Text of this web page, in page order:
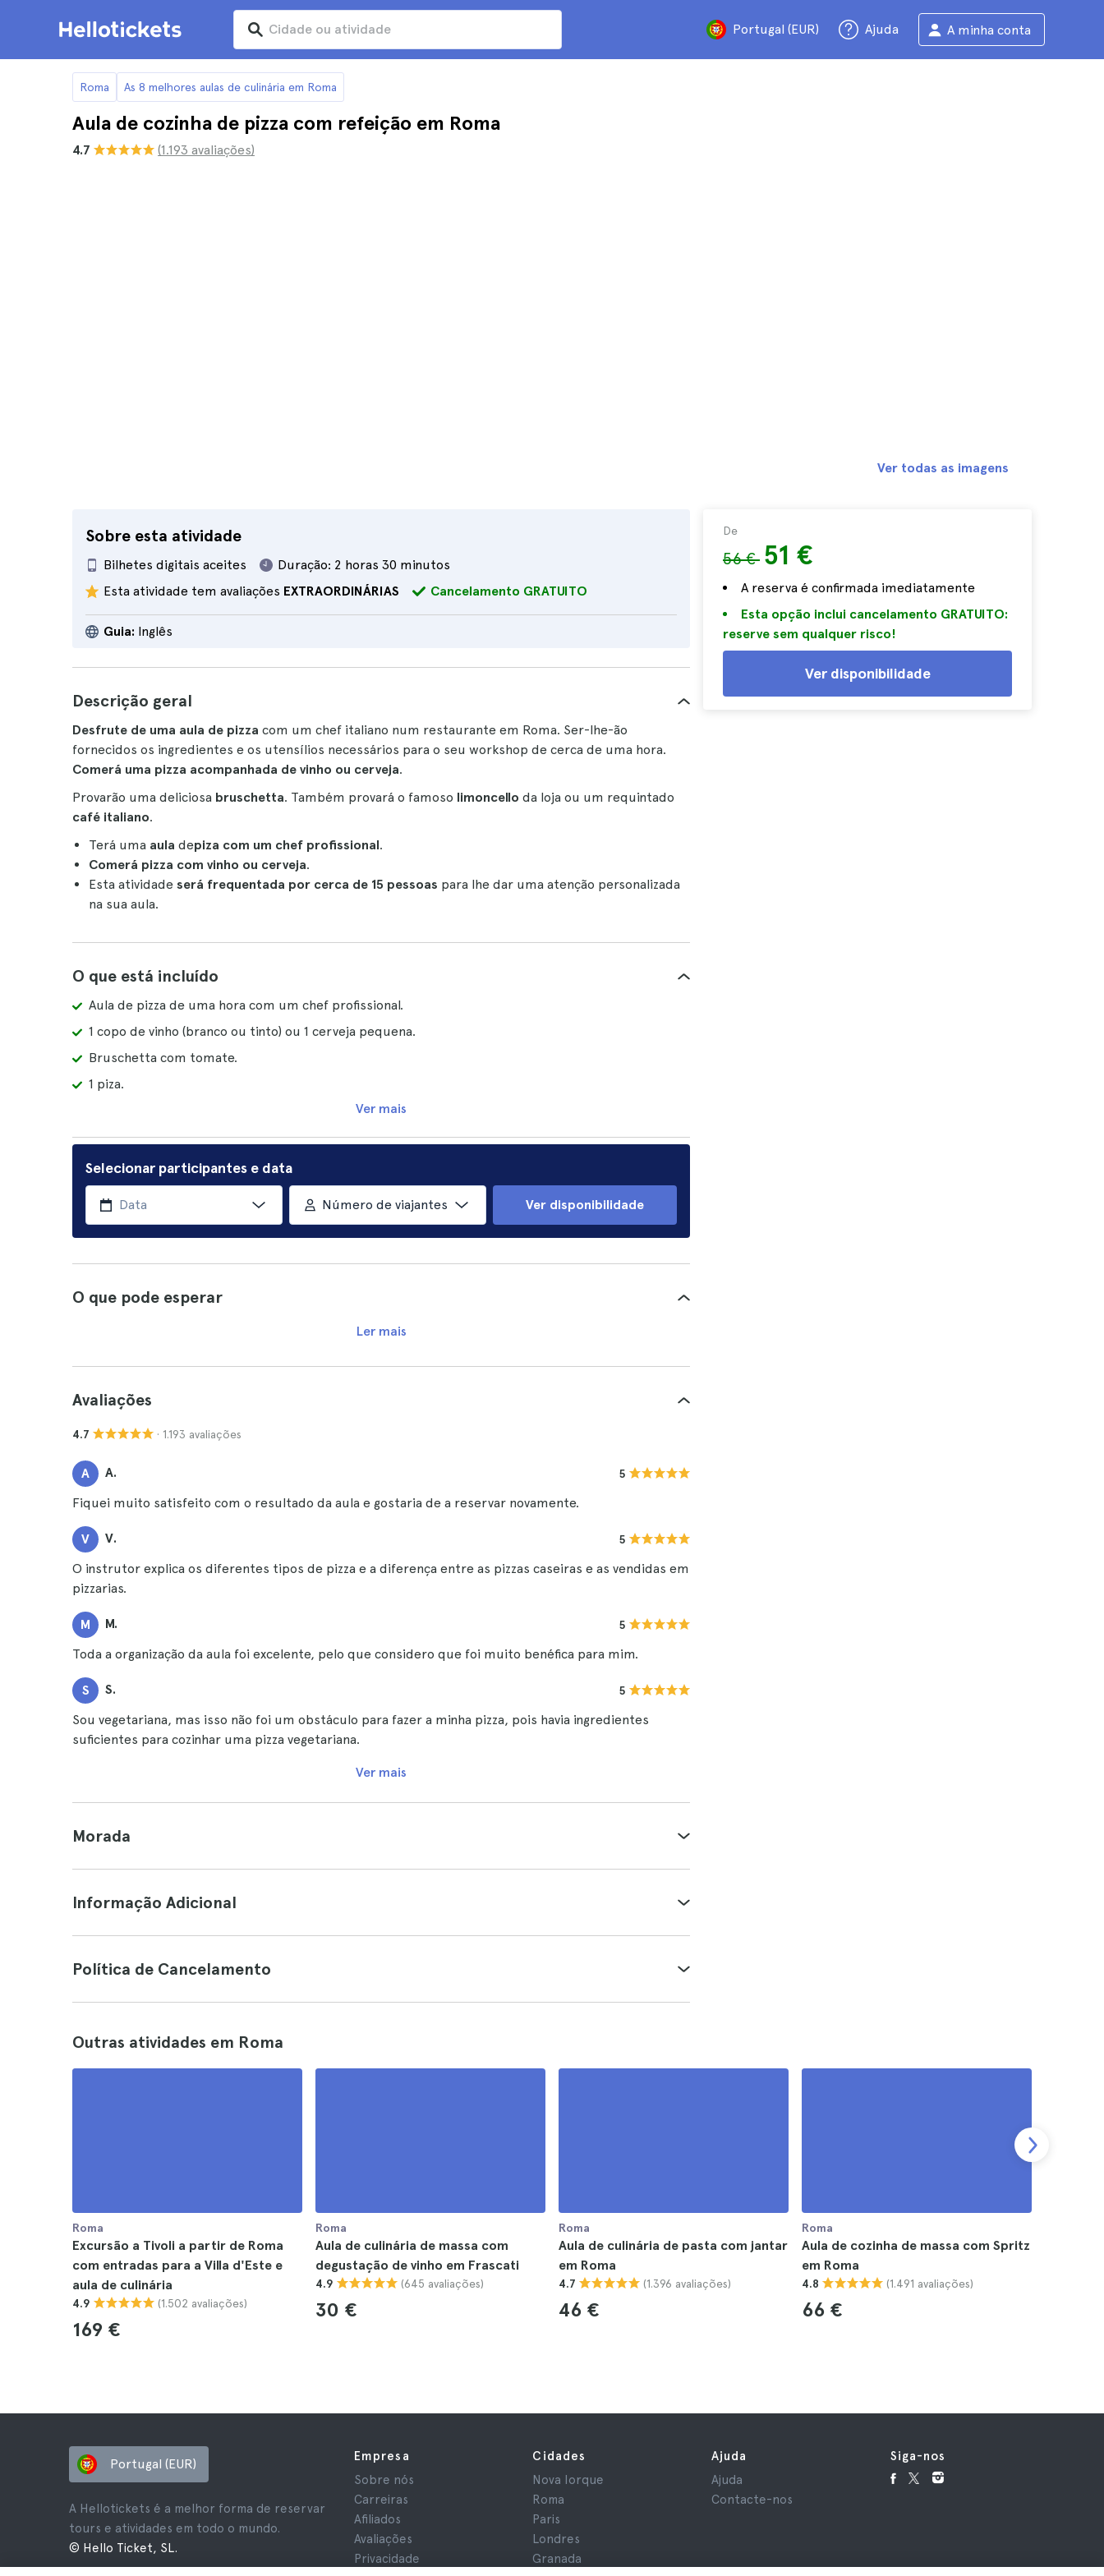
Portugal (EUR) Ajuda A minha conta
Roma As 8 melhores aulas de culinária em Roma
Aula de cozinha de pizza com refeição em Roma
4.7 (1.193 avaliações)
Sobre esta atividade
Bilhetes digitais aceites Duração: 2 horas 30 minutos
Esta atividade tem avaliações EXTRAORDINÁRIAS Cancelamento GRATUITO
Guia: Inglês
De
56 € 51 €
A reserva é confirmada imediatamente
Esta opção inclui cancelamento GRATUITO:
reserve sem qualquer risco!
Ver disponibilidade
Ver todas as imagens
Descrição geral
Desfrute de uma aula de pizza com um chef italiano num restaurante em Roma. Ser-lhe-ão
fornecidos os ingredientes e os utensílios necessários para o seu workshop de cerca de uma hora.
Comerá uma pizza acompanhada de vinho ou cerveja.
Provarão uma deliciosa bruschetta. Também provará o famoso limoncello da loja ou um requintado
café italiano.
Terá uma aula depiza com um chef profissional.
Comerá pizza com vinho ou cerveja.
Esta atividade será frequentada por cerca de 15 pessoas para lhe dar uma atenção personalizada
na sua aula.
O que está incluído
Aula de pizza de uma hora com um chef profissional.
1 copo de vinho (branco ou tinto) ou 1 cerveja pequena.
Bruschetta com tomate.
1 piza.
Ver mais
Selecionar participantes e data
Número de viajantes Ver disponibilidade
O que pode esperar
Ler mais
Avaliações
4.7 · 1.193 avaliações
A A. 5
Fiquei muito satisfeito com o resultado da aula e gostaria de a reservar novamente.
V V. 5
O instrutor explica os diferentes tipos de pizza e a diferença entre as pizzas caseiras e as vendidas em
pizzarias.
M M. 5
Toda a organização da aula foi excelente, pelo que considero que foi muito benéfica para mim.
S S. 5
Sou vegetariana, mas isso não foi um obstáculo para fazer a minha pizza, pois havia ingredientes
suficientes para cozinhar uma pizza vegetariana.
Ver mais
Morada
Informação Adicional
Política de Cancelamento
Outras atividades em Roma
Roma
Excursão a Tivoli a partir de Roma
com entradas para a Villa d'Este e
aula de culinária
4.9 (1.502 avaliações)
169 €
Roma
Aula de culinária de massa com
degustação de vinho em Frascati
4.9 (645 avaliações)
30 €
Roma
Aula de culinária de pasta com jantar
em Roma
4.7 (1.396 avaliações)
46 €
Roma
Aula de cozinha de massa com Spritz
em Roma
4.8 (1.491 avaliações)
66 €
Portugal (EUR)
A Hellotickets é a melhor forma de reservar
tours e atividades em todo o mundo.
© Hello Ticket, SL.
Empresa
Sobre nós
Carreiras
Afiliados
Avaliações
Privacidade
Cidades
Nova Iorque
Roma
Paris
Londres
Granada
Ajuda
Ajuda
Contacte-nos
Siga-nos